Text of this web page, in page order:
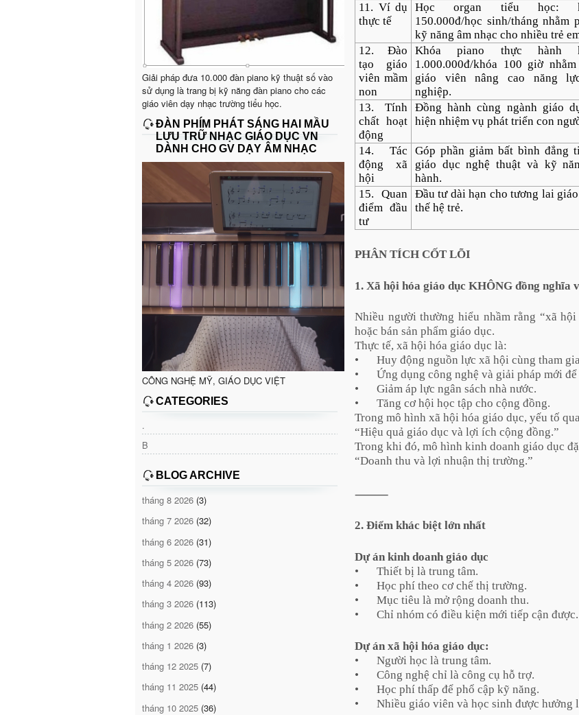
Giải pháp đưa 10.000 đàn piano kỹ thuật số vào
sử dụng là trang bị kỹ năng đàn piano cho các
giáo viên dạy nhạc trường tiểu học.
ĐÀN PHÍM PHÁT SÁNG HAI MẦU
LƯU TRỮ NHẠC GIÁO DỤC VN
DÀNH CHO GV DẠY ÂM NHẠC
CÔNG NGHỆ MỸ, GIÁO DỤC VIỆT
CATEGORIES
.
B
BLOG ARCHIVE
tháng 8 2026 (3)
tháng 7 2026 (32)
tháng 6 2026 (31)
tháng 5 2026 (73)
tháng 4 2026 (93)
tháng 3 2026 (113)
tháng 2 2026 (55)
tháng 1 2026 (3)
tháng 12 2025 (7)
tháng 11 2025 (44)
tháng 10 2025 (36)
11. Ví dụ
thực tế
Học organ tiểu học:
150.000đ/học sinh/tháng nhằm
kỹ năng âm nhạc cho nhiều trẻ
12. Đào
tạo giáo
viên mầm
non
Khóa piano thực hành
1.000.000đ/khóa 100 giờ
giáo viên nâng cao năng
nghiệp.
13. Tính
chất hoạt
động
Đồng hành cùng ngành giáo
hiện nhiệm vụ phát triển con
14. Tác
động xã
hội
Góp phần giảm bất bình đẳng
giáo dục nghệ thuật và kỹ
hành.
15. Quan
điểm đầu
tư
Đầu tư dài hạn cho tương lai
thế hệ trẻ.
PHÂN TÍCH CỐT LÕI
1. Xã hội hóa giáo dục KHÔNG đồng nghĩa
Nhiều người thường hiểu nhầm rằng “xã
hoặc bán sản phẩm giáo dục.
Thực tế, xã hội hóa giáo dục là:
•
Huy động nguồn lực xã hội cùng tham
•
Ứng dụng công nghệ và giải pháp mới
•
Giảm áp lực ngân sách nhà nước.
•
Tăng cơ hội học tập cho cộng đồng.
Trong mô hình xã hội hóa giáo dục, yếu tố
“Hiệu quả giáo dục và lợi ích cộng đồng.”
Trong khi đó, mô hình kinh doanh giáo dục
“Doanh thu và lợi nhuận thị trường.”
⸻
2. Điểm khác biệt lớn nhất
Dự án kinh doanh giáo dục
•
Thiết bị là trung tâm.
•
Học phí theo cơ chế thị trường.
•
Mục tiêu là mở rộng doanh thu.
•
Chỉ nhóm có điều kiện mới tiếp cận được.
Dự án xã hội hóa giáo dục:
•
Người học là trung tâm.
•
Công nghệ chỉ là công cụ hỗ trợ.
•
Học phí thấp để phổ cập kỹ năng.
•
Nhiều giáo viên và học sinh được hưởng